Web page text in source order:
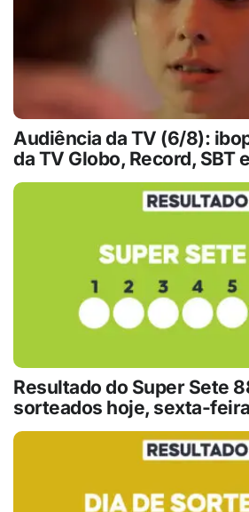
Audiência da TV (6/8):
da TV Globo, Record, SBT
Resultado do Super Sete
sorteados hoje, sexta-